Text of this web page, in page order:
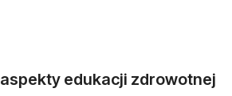
edukacji zdrowotnej